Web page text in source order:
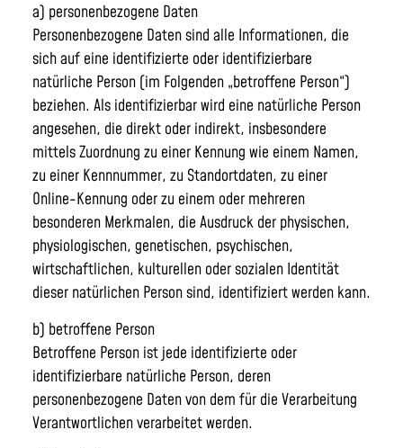
a) personenbezogene Daten
Personenbezogene Daten sind alle Informationen, die
sich auf eine identifizierte oder identifizierbare
natürliche Person (im Folgenden „betroffene Person“)
beziehen. Als identifizierbar wird eine natürliche Person
angesehen, die direkt oder indirekt, insbesondere
mittels Zuordnung zu einer Kennung wie einem Namen,
zu einer Kennnummer, zu Standortdaten, zu einer
Online-Kennung oder zu einem oder mehreren
besonderen Merkmalen, die Ausdruck der physischen,
physiologischen, genetischen, psychischen,
wirtschaftlichen, kulturellen oder sozialen Identität
dieser natürlichen Person sind, identifiziert werden kann.
b) betroffene Person
Betroffene Person ist jede identifizierte oder
identifizierbare natürliche Person, deren
personenbezogene Daten von dem für die Verarbeitung
Verantwortlichen verarbeitet werden.